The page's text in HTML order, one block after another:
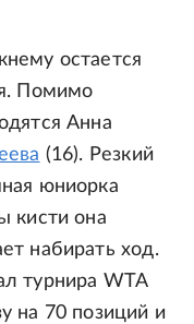
остается
Помимо
Анна
(16). Резкий
юниорка
кисти она
набирать ход.
турнира WTA
на 70 позиций и